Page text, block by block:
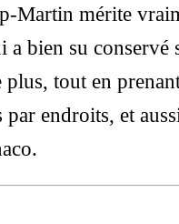
Martin mérite
bien su conservé
tout en
endroits, et